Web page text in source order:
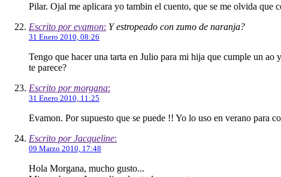
Pilar. Ojal me aplicara yo tambin el cuento, que se me olvida que
Escrito por evamon: Y estropeado con zumo de naranja?
31 Enero 2010, 08:26
Tengo que hacer una tarta en Julio para mi hija que cumple un
te parece?
Escrito por morgana:
31 Enero 2010, 11:25
Evamon. Por supuesto que se puede !! Yo lo uso en verano para
Escrito por Jacqueline:
09 Marzo 2010, 17:48
Hola Morgana, mucho gusto...